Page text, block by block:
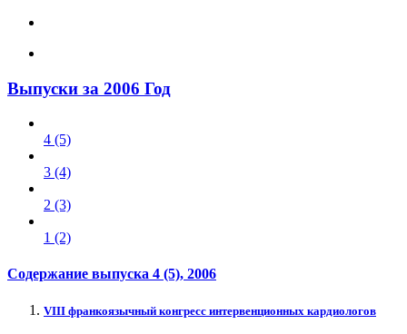
Выпуски за 2006 Год
4 (5)
3 (4)
2 (3)
1 (2)
Содержание выпуска 4 (5), 2006
VIII франкоязычный конгресс интервенционных кардиологов